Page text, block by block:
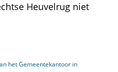
Heuvelrug niet
het Gemeentekantoor in